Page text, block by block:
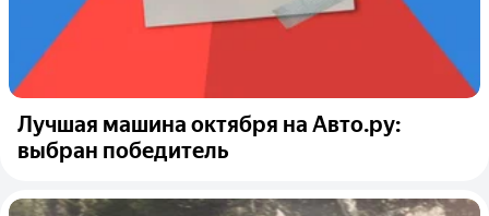
Лучшая машина октября на Авто.ру:
выбран победитель